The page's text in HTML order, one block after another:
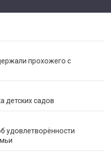
прохожего с
детских садов
удовлетворённости